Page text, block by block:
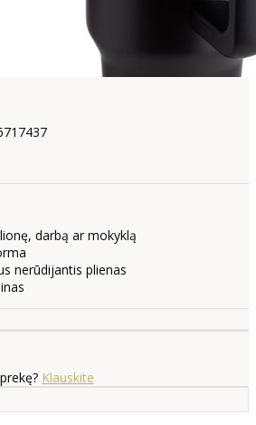
darbą ar mokyklą
nerūdijantis plienas
Klauskite